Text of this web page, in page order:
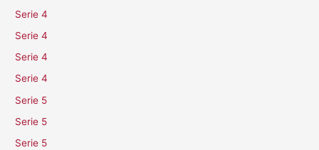
Serie 4
Serie 4
Serie 4
Serie 4
Serie 5
Serie 5
Serie 5